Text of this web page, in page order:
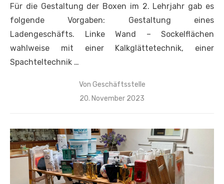
Für die Gestaltung der Boxen im 2. Lehrjahr gab es
folgende Vorgaben: Gestaltung eines
Ladengeschäfts. Linke Wand – Sockelflächen
wahlweise mit einer Kalkglättetechnik, einer
Spachteltechnik …
Von Geschäftsstelle
Veröffentlicht
20. November 2023